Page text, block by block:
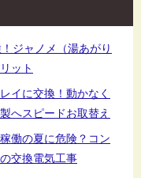
ジャノメ（湯あがり
ット
イに交換！動かなく
へスピードお取替え
働の夏に危険？コン
交換電気工事